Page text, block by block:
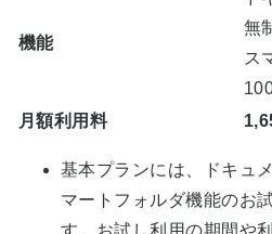
機能
無
ス
月額利用料
基本プランには、ドキュ
マートフォルダ機能のお